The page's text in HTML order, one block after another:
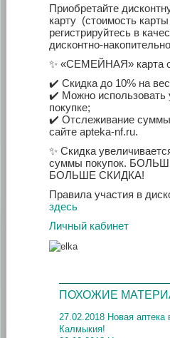
Приобретайте
карту (стоимость
регистрируйтесь в
дисконтно-
✨ «СЕМЕЙНАЯ» карта
✔️ Скидка до 10% на
✔️ Можно использовать
покупке;
✔️ Отслеживание суммы
сайте apteka-nf.ru.
✨ Скидка
суммы покупок.
БОЛЬШЕ СКИДКА!
Правила участия в
здесь
Личный кабинет
ПОХОЖИЕ
27.02.2018 Новая аптека
Калмыкия!